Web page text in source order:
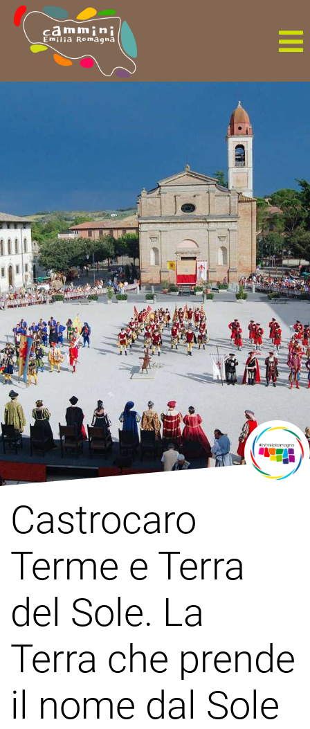
Castrocaro
Terme e Terra
del Sole. La
Terra che prende
il nome dal Sole